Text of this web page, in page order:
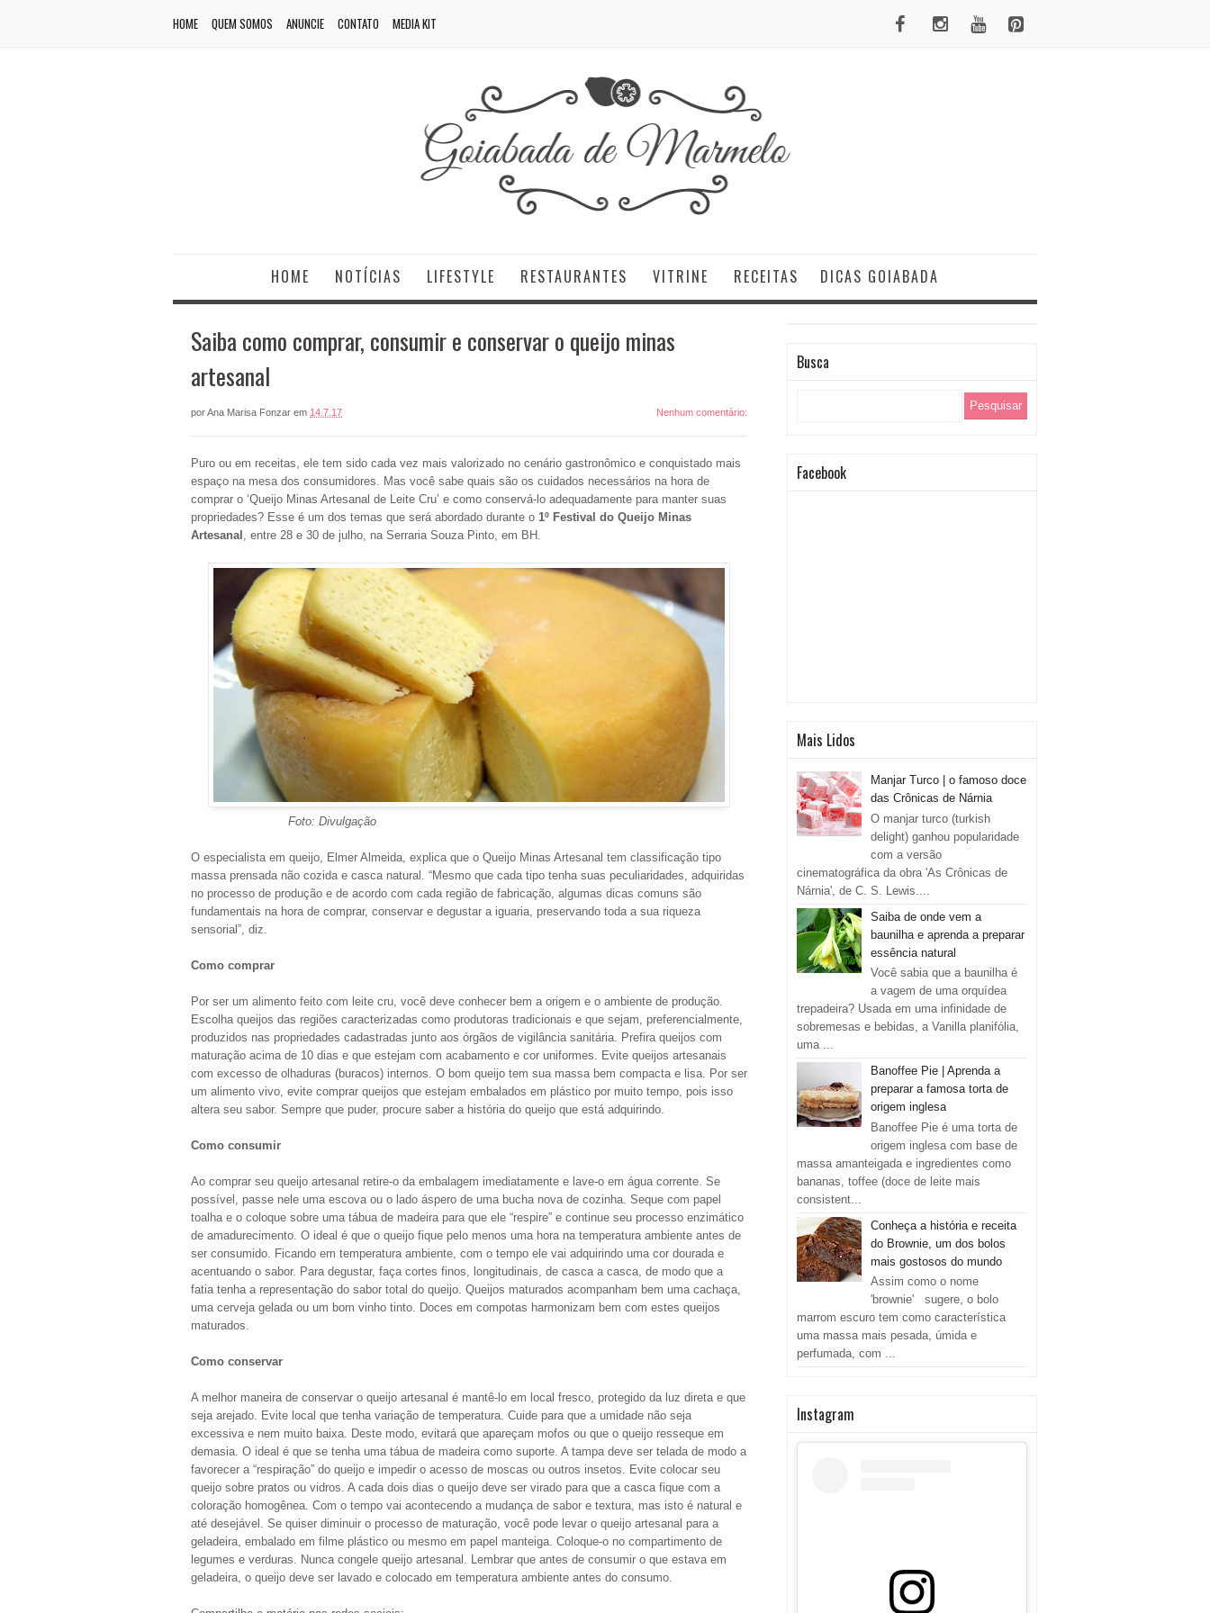
HOME QUEM SOMOS ANUNCIE CONTATO MEDIA KIT
HOME NOTÍCIAS LIFESTYLE RESTAURANTES VITRINE RECEITAS DICAS GOIABADA
Saiba como comprar, consumir e conservar o queijo minas
artesanal
porAna Marisa Fonzar em 14.7.17 Nenhum comentário:
Puro ou em receitas, ele tem sido cada vez mais valorizado no cenário gastronômico e conquistado mais
espaço na mesa dos consumidores. Mas você sabe quais são os cuidados necessários na hora de
comprar o ‘Queijo Minas Artesanal de Leite Cru’ e como conservá-lo adequadamente para manter suas
propriedades? Esse é um dos temas que será abordado durante o 1º Festival do Queijo Minas
Artesanal , entre 28 e 30 de julho, na Serraria Souza Pinto, em BH.
Foto: Divulgação
O especialista em queijo, Elmer Almeida, explica que o Queijo Minas Artesanal tem classificação tipo
massa prensada não cozida e casca natural. “Mesmo que cada tipo tenha suas peculiaridades, adquiridas
no processo de produção e de acordo com cada região de fabricação, algumas dicas comuns são
fundamentais na hora de comprar, conservar e degustar a iguaria, preservando toda a sua riqueza
sensorial”, diz.
Como comprar
Por ser um alimento feito com leite cru, você deve conhecer bem a origem e o ambiente de produção.
Escolha queijos das regiões caracterizadas como produtoras tradicionais e que sejam, preferencialmente,
produzidos nas propriedades cadastradas junto aos órgãos de vigilância sanitária. Prefira queijos com
maturação acima de 10 dias e que estejam com acabamento e cor uniformes. Evite queijos artesanais
com excesso de olhaduras (buracos) internos. O bom queijo tem sua massa bem compacta e lisa. Por ser
um alimento vivo, evite comprar queijos que estejam embalados em plástico por muito tempo, pois isso
altera seu sabor. Sempre que puder, procure saber a história do queijo que está adquirindo.
Como consumir
Ao comprar seu queijo artesanal retire-o da embalagem imediatamente e lave-o em água corrente. Se
possível, passe nele uma escova ou o lado áspero de uma bucha nova de cozinha. Seque com papel
toalha e o coloque sobre uma tábua de madeira para que ele “respire” e continue seu processo enzimático
de amadurecimento. O ideal é que o queijo fique pelo menos uma hora na temperatura ambiente antes de
ser consumido. Ficando em temperatura ambiente, com o tempo ele vai adquirindo uma cor dourada e
acentuando o sabor. Para degustar, faça cortes finos, longitudinais, de casca a casca, de modo que a
fatia tenha a representação do sabor total do queijo. Queijos maturados acompanham bem uma cachaça,
uma cerveja gelada ou um bom vinho tinto. Doces em compotas harmonizam bem com estes queijos
maturados.
Como conservar
A melhor maneira de conservar o queijo artesanal é mantê-lo em local fresco, protegido da luz direta e que
seja arejado. Evite local que tenha variação de temperatura. Cuide para que a umidade não seja
excessiva e nem muito baixa. Deste modo, evitará que apareçam mofos ou que o queijo resseque em
demasia. O ideal é que se tenha uma tábua de madeira como suporte. A tampa deve ser telada de modo a
favorecer a “respiração” do queijo e impedir o acesso de moscas ou outros insetos. Evite colocar seu
queijo sobre pratos ou vidros. A cada dois dias o queijo deve ser virado para que a casca fique com a
coloração homogênea. Com o tempo vai acontecendo a mudança de sabor e textura, mas isto é natural e
até desejável. Se quiser diminuir o processo de maturação, você pode levar o queijo artesanal para a
geladeira, embalado em filme plástico ou mesmo em papel manteiga. Coloque-o no compartimento de
legumes e verduras. Nunca congele queijo artesanal. Lembrar que antes de consumir o que estava em
geladeira, o queijo deve ser lavado e colocado em temperatura ambiente antes do consumo.
Busca
Facebook
Mais Lidos
Manjar Turco | o famoso doce
das Crônicas de Nárnia
O manjar turco (turkish
delight) ganhou popularidade
com a versão
cinematográfica da obra 'As Crônicas de
Nárnia', de C. S. Lewis....
Saiba de onde vem a
baunilha e aprenda a preparar
essência natural
Você sabia que a baunilha é
a vagem de uma orquídea
trepadeira? Usada em uma infinidade de
sobremesas e bebidas, a Vanilla planifólia,
uma ...
Banoffee Pie | Aprenda a
preparar a famosa torta de
origem inglesa
Banoffee Pie é uma torta de
origem inglesa com base de
massa amanteigada e ingredientes como
bananas, toffee (doce de leite mais
consistent...
Conheça a história e receita
do Brownie, um dos bolos
mais gostosos do mundo
Assim como o nome
'brownie' sugere, o bolo
marrom escuro tem como característica
uma massa mais pesada, úmida e
perfumada, com ...
Instagram